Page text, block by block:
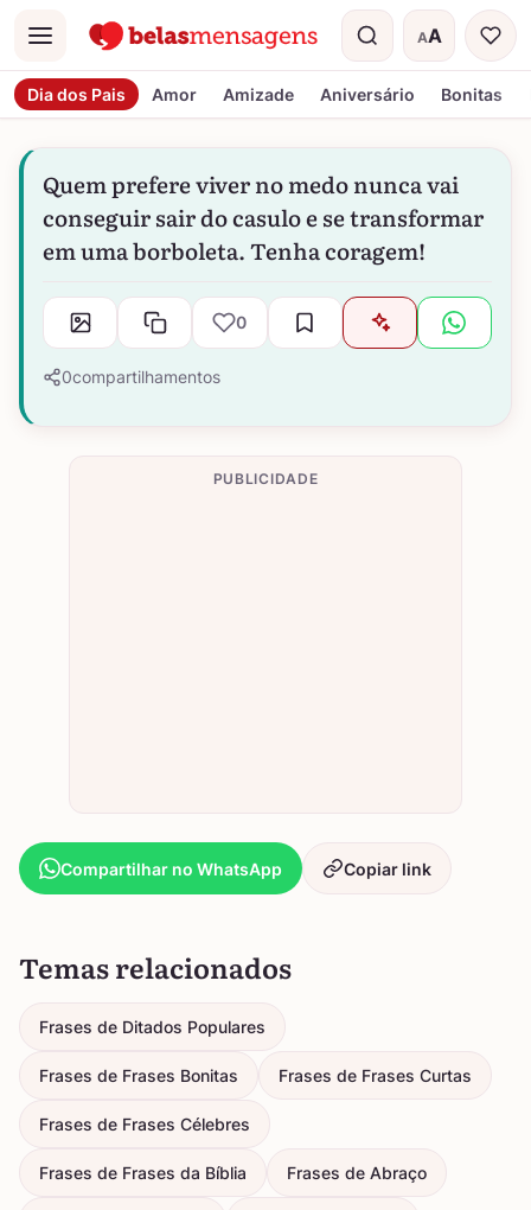
Menu AA
Tamanho do
Dia dos Pais Amor Amizade Aniversário Bonitas
Quem prefere viver no medo nunca vai
conseguir sair do casulo e se transformar
em uma borboleta. Tenha coragem!
0
0compartilhamentos
PUBLICIDADE
Compartilhar no WhatsApp Copiar link
Temas relacionados
Frases de Ditados Populares
Frases de Frases Bonitas Frases de Frases Curtas
Frases de Frases Célebres
Frases de Frases da Bíblia Frases de Abraço